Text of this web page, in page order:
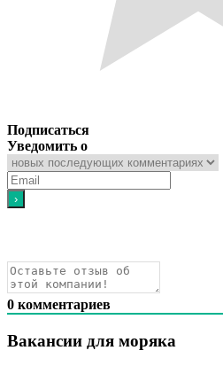
Подписаться
Уведомить о
0 комментариев
Вакансии для моряка